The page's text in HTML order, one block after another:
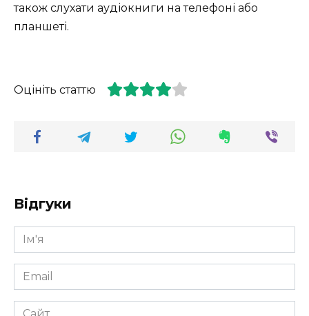
також слухати аудіокниги на телефоні або
планшеті.
Оцініть статтю
Відгуки
Ім'я
*
Email
*
Сайт